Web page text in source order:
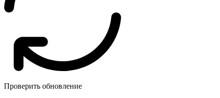
Проверить обновление